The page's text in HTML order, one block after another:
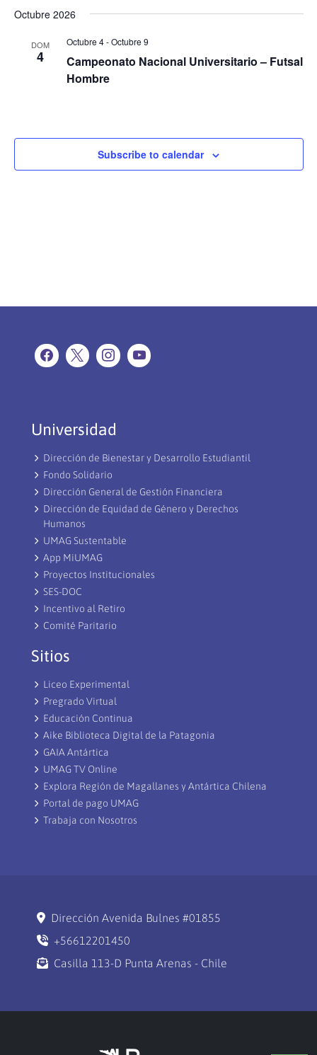
Octubre 2026
DOM
4
Octubre 4-Octubre 9
Campeonato Nacional Universitario – Futsal
Hombre
Subscribe to calendar
Universidad
Dirección de Bienestar y Desarrollo Estudiantil
Fondo Solidario
Dirección General de Gestión Financiera
Dirección de Equidad de Género y Derechos
Humanos
UMAG Sustentable
App MiUMAG
Proyectos Institucionales
SES-DOC
Incentivo al Retiro
Comité Paritario
Sitios
Liceo Experimental
Pregrado Virtual
Educación Continua
Aike Biblioteca Digital de la Patagonia
GAIA Antártica
UMAG TV Online
Explora Región de Magallanes y Antártica Chilena
Portal de pago UMAG
Trabaja con Nosotros
Dirección Avenida Bulnes #01855
+56612201450
Casilla 113-D Punta Arenas - Chile